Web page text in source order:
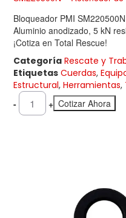
Bloqueador PMI
Aluminio anodizado, 5 kN
¡Cotiza en Total Rescue!
Categoría Rescate y
Etiquetas Cuerdas,
Estructural,Herramientas,
-
+ Cotizar Ahora